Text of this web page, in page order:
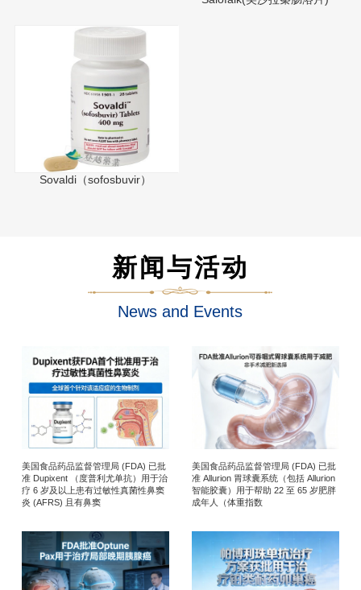
Sovaldi（sofosbuvir）
新闻与活动
News and Events
美国食品药品监督管理局 (FDA) 已批
准 Dupixent （度普利尤单抗）用于治
疗 6 岁及以上患有过敏性真菌性鼻窦
炎 (AFRS) 且有鼻窦
美国食品药品监督管理局 (FDA) 已批
准 Allurion 胃球囊系统（包括 Allurion
智能胶囊）用于帮助 22 至 65 岁肥胖
成年人（体重指数